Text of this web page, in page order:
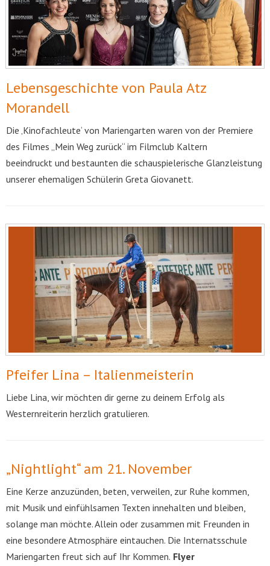
Lebensgeschichte von Paula Atz
Morandell
Die ‚Kinofachleute‘ von Mariengarten waren von der Premiere
des Filmes „Mein Weg zurück“ im Filmclub Kaltern
beeindruckt und bestaunten die schauspielerische Glanzleistung
unserer ehemaligen Schülerin Greta Giovanett.
Pfeifer Lina – Italienmeisterin
Liebe Lina, wir möchten dir gerne zu deinem Erfolg als
Westernreiterin herzlich gratulieren.
„Nightlight“ am 21. November
Eine Kerze anzuzünden, beten, verweilen, zur Ruhe kommen,
mit Musik und einfühlsamen Texten innehalten und bleiben,
solange man möchte. Allein oder zusammen mit Freunden in
eine besondere Atmosphäre eintauchen. Die Internatsschule
Mariengarten freut sich auf Ihr Kommen. Flyer